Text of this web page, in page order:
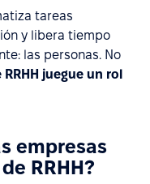
tareas
y libera tiempo
las personas. No
RRHH juegue un rol
empresas
RRHH?